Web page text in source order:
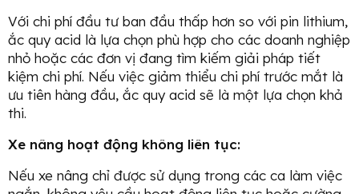
Với chi phí đầu tư ban đầu thấp hơn so với pin lithium,
ắc quy acid là lựa chọn phù hợp cho các doanh nghiệp
nhỏ hoặc các đơn vị đang tìm kiếm giải pháp tiết
kiệm chi phí. Nếu việc giảm thiểu chi phí trước mắt là
ưu tiên hàng đầu, ắc quy acid sẽ là một lựa chọn khả
thi.
Xe nâng hoạt động không liên tục:
Nếu xe nâng chỉ được sử dụng trong các ca làm việc